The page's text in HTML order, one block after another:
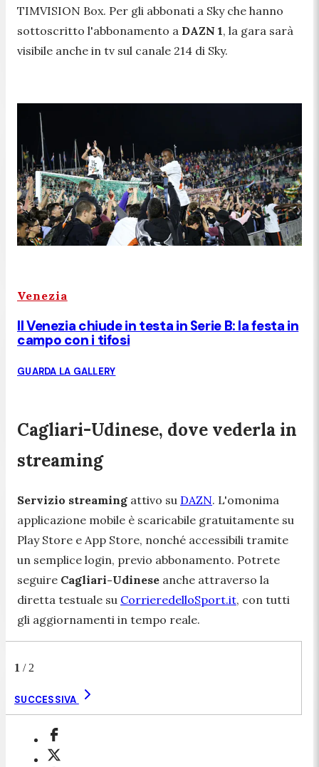
TIMVISION Box. Per gli abbonati a Sky che hanno
sottoscritto l'abbonamento a DAZN 1, la gara sarà
visibile anche in tv sul canale 214 di Sky.
Venezia
Il Venezia chiude in testa in Serie B: la festa in
campo con i tifosi
GUARDA LA GALLERY
Cagliari-Udinese, dove vederla in
streaming
Servizio streaming attivo su DAZN. L'omonima
applicazione mobile è scaricabile gratuitamente su
Play Store e App Store, nonché accessibili tramite
un semplice login, previo abbonamento. Potrete
seguire Cagliari-Udinese anche attraverso la
diretta testuale su CorrieredelloSport.it, con tutti
gli aggiornamenti in tempo reale.
1 / 2
SUCCESSIVA